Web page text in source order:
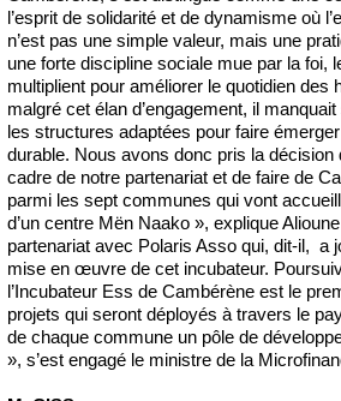
l’esprit de solidarité et de dynamisme où
n’est pas une simple valeur, mais une
une forte discipline sociale mue par la foi,
multiplient pour améliorer le quotidien des
malgré cet élan d’engagement, il
les structures adaptées pour faire
durable. Nous avons donc pris la
cadre de notre partenariat et de faire de
parmi les sept communes qui vont
d’un centre Mën Naako », explique
partenariat avec Polaris Asso qui, dit-il, a
mise en œuvre de cet incubateur.
l’Incubateur Ess de Cambérène est le
projets qui seront déployés à travers le
de chaque commune un pôle de
», s’est engagé le ministre de la